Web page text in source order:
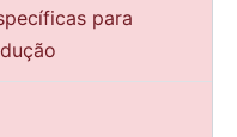
para